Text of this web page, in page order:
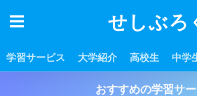
せしぶろ
学習サービス 大学紹介 高校生 中学
おすすめの学習サ